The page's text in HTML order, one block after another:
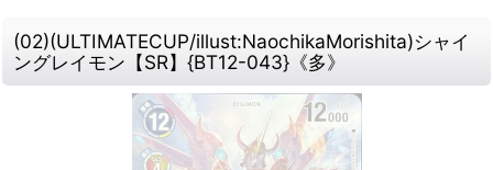
(02)(ULTIMATECUP/illust:NaochikaMorishita)シャイ
ングレイモン【SR】{BT12-043}《多》